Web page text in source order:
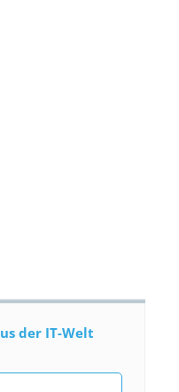
der IT-Welt